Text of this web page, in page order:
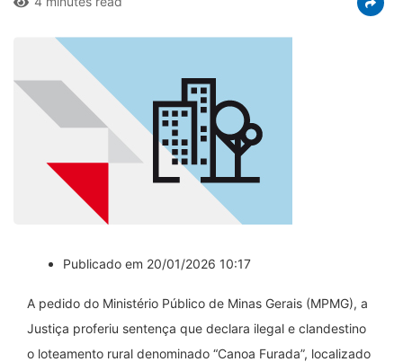
Publicado em 20/01/2026 10:17
A pedido do Ministério Público de Minas Gerais (MPMG), a
Justiça proferiu sentença que declara ilegal e clandestino
o loteamento rural denominado “Canoa Furada”, localizado